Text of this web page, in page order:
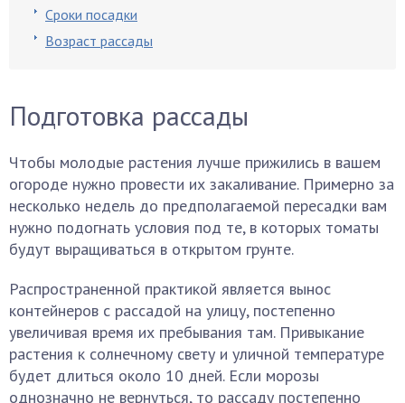
Сроки посадки
Возраст рассады
Подготовка рассады
Чтобы молодые растения лучше прижились в вашем
огороде нужно провести их закаливание. Примерно за
несколько недель до предполагаемой пересадки вам
нужно подогнать условия под те, в которых томаты
будут выращиваться в открытом грунте.
Распространенной практикой является вынос
контейнеров с рассадой на улицу, постепенно
увеличивая время их пребывания там. Привыкание
растения к солнечному свету и уличной температуре
будет длиться около 10 дней. Если морозы
однозначно не вернуться, то рассаду постепенно